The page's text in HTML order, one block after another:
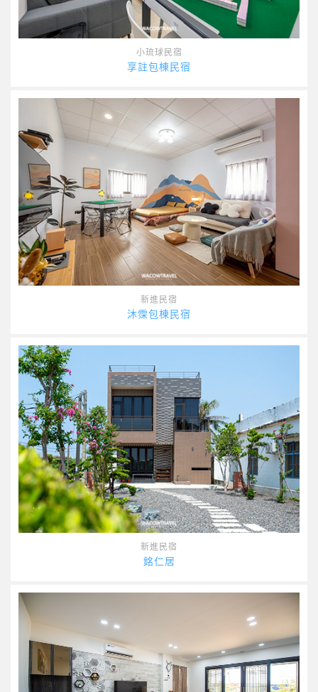
小琉球民宿
享註包棟民宿
新進民宿
沐霂包棟民宿
新進民宿
銘仁居